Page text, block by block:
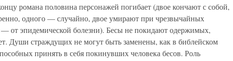
романа половина персонажей погибает (двое кончают с собой,
одного — случайно, двое умирают при чрезвычайных
— от эпидемической болезни). Бесы не покидают одержимых,
Души страждущих не могут быть заменены, как в библейском
принять в себя покинувших человека бесов. Роль